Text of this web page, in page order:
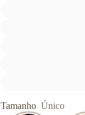
Tamanho Único